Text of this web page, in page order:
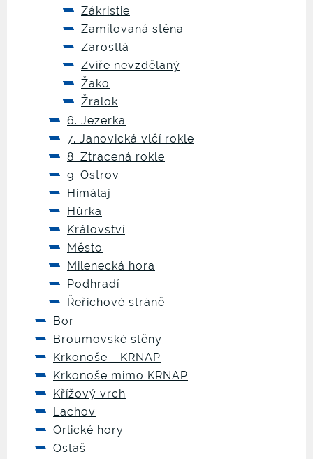
Zákristie
Zamilovaná stěna
Zarostlá
Zvíře nevzdělaný
Žako
Žralok
6. Jezerka
7. Janovická vlčí rokle
8. Ztracená rokle
9. Ostrov
Himálaj
Hůrka
Království
Město
Milenecká hora
Podhradí
Řeřichové stráně
Bor
Broumovské stěny
Krkonoše - KRNAP
Krkonoše mimo KRNAP
Křížový vrch
Lachov
Orlické hory
Ostaš